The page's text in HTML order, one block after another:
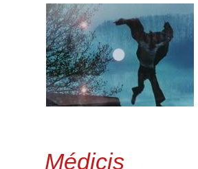
Médicis